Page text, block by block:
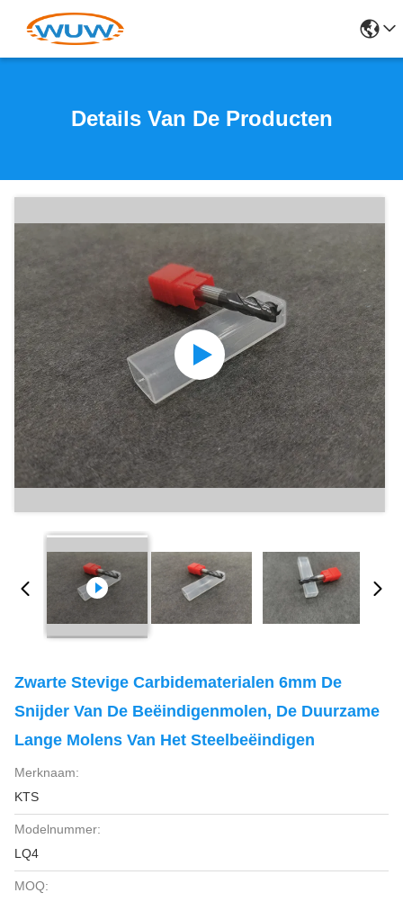
Details Van De Producten
Zwarte Stevige Carbidematerialen 6mm De
Snijder Van De Beëindigenmolen, De Duurzame
Lange Molens Van Het Steelbeëindigen
Merknaam:
KTS
Modelnummer:
LQ4
MOQ: